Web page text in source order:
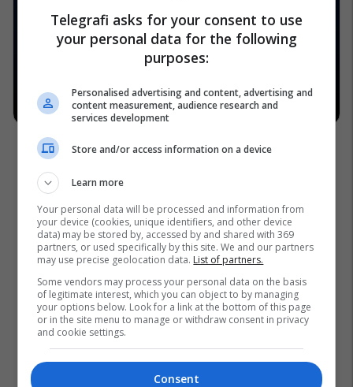
Telegrafi asks for your consent to use
your personal data for the following
purposes:
Personalised advertising and content, advertising and
content measurement, audience research and
services development
Store and/or access information on a device
Learn more
Your personal data will be processed and information from
your device (cookies, unique identifiers, and other device
data) may be stored by, accessed by and shared with 369
partners, or used specifically by this site. We and our partners
may use precise geolocation data. List of partners.
Some vendors may process your personal data on the basis
of legitimate interest, which you can object to by managing
your options below. Look for a link at the bottom of this page
or in the site menu to manage or withdraw consent in privacy
and cookie settings.
Consent